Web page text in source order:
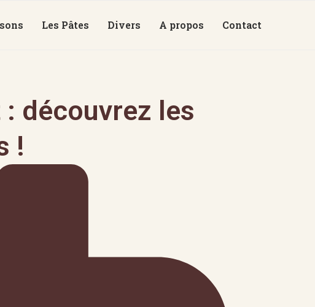
Les Pâtes Divers A propos Contact
découvrez les
!